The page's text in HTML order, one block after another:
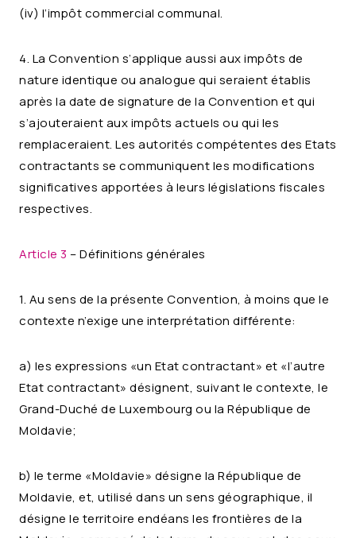
(iv) l’impôt commercial communal.
4. La Convention s’applique aussi aux impôts de
nature identique ou analogue qui seraient établis
après la date de signature de la Convention et qui
s’ajouteraient aux impôts actuels ou qui les
remplaceraient. Les autorités compétentes des Etats
contractants se communiquent les modifications
significatives apportées à leurs législations fiscales
respectives.
Article 3 – Définitions générales
1. Au sens de la présente Convention, à moins que le
contexte n’exige une interprétation différente:
a) les expressions «un Etat contractant» et «l’autre
Etat contractant» désignent, suivant le contexte, le
Grand-Duché de Luxembourg ou la République de
Moldavie;
b) le terme «Moldavie» désigne la République de
Moldavie, et, utilisé dans un sens géographique, il
désigne le territoire endéans les frontières de la